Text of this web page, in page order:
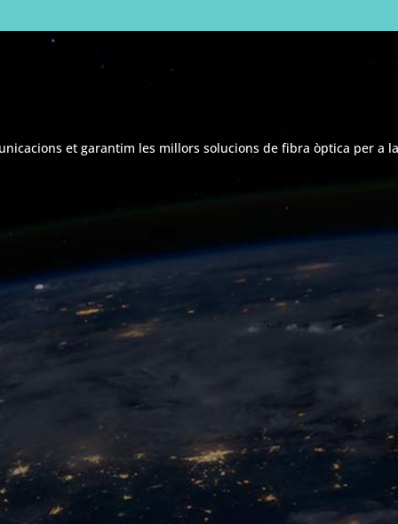
et garantim les millors solucions de fibra òptica per a